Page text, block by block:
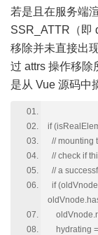
若是且在服务端
SSR_ATTR（即
移除并未直接出
过 attrs 操作移除
是从 Vue 源码中
if
// mounting
// check if
// a
if
hydrating